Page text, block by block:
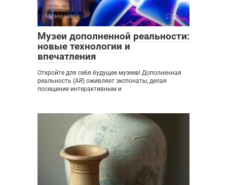
Музеи мира 0
Музеи дополненной реальности:
новые технологии и
впечатления
Откройте для себя будущее музеев! Дополненная
реальность (AR) оживляет экспонаты, делая
посещение интерактивным и